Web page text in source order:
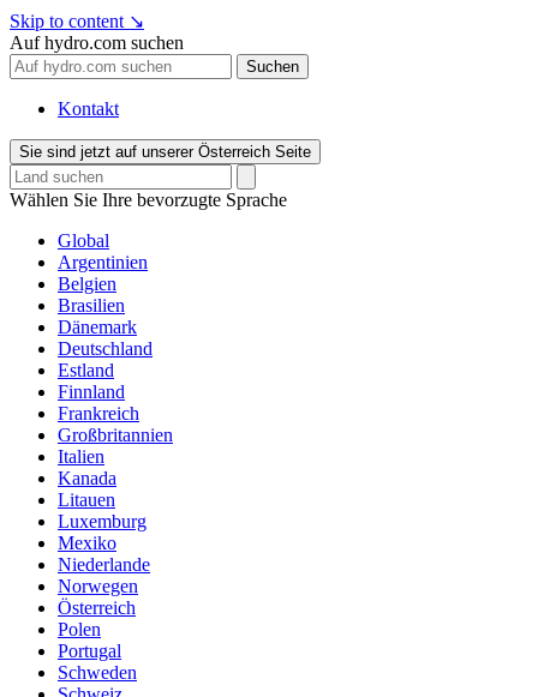
Skip to content ↘
Auf hydro.com suchen
Suchen
Kontakt
Sie sind jetzt auf unserer Österreich Seite
Wählen Sie Ihre bevorzugte Sprache
Global
Argentinien
Belgien
Brasilien
Dänemark
Deutschland
Estland
Finnland
Frankreich
Großbritannien
Italien
Kanada
Litauen
Luxemburg
Mexiko
Niederlande
Norwegen
Österreich
Polen
Portugal
Schweden